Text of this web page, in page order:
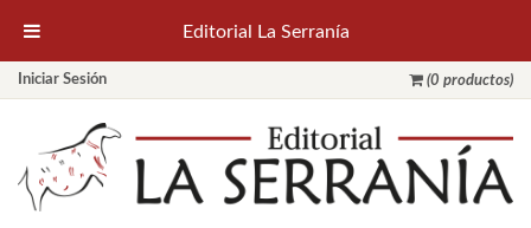
Iniciar Sesión (0 productos)
Editorial La Serranía